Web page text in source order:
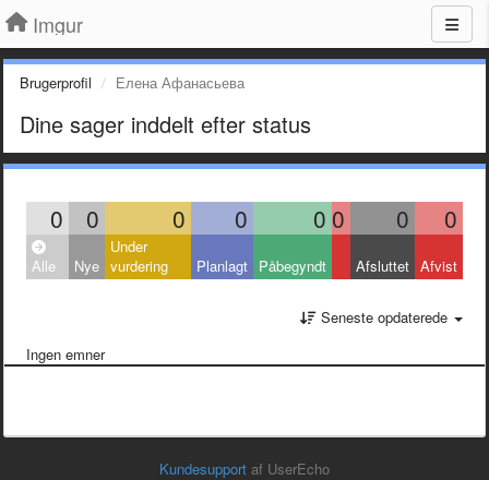
Imgur
Brugerprofil Елена Афанасьева
Dine sager inddelt efter status
0 0 0 0 0 0 0 0
Alle Nye
Under
vurdering
Planlagt Påbegyndt Afsluttet Afvist
Seneste opdaterede
Ingen emner
Kundesupport af UserEcho